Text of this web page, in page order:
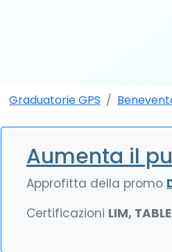
Graduatorie GPS
Aumenta il
Approfitta della promo
Certificazioni LIM,